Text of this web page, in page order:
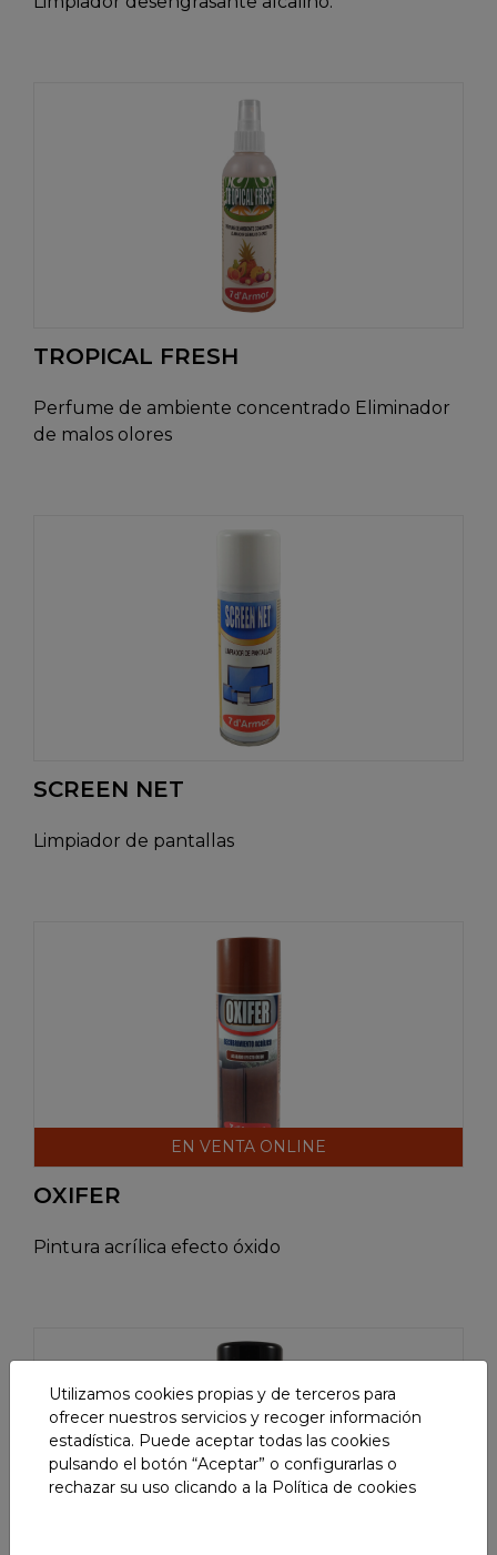
TROPICAL FRESH
Perfume de ambiente concentrado Eliminador
de malos olores
SCREEN NET
Limpiador de pantallas
EN VENTA ONLINE
OXIFER
Pintura acrílica efecto óxido
Utilizamos cookies propias y de terceros para
ofrecer nuestros servicios y recoger información
estadística. Puede aceptar todas las cookies
pulsando el botón “Aceptar” o configurarlas o
rechazar su uso clicando a la Política de cookies